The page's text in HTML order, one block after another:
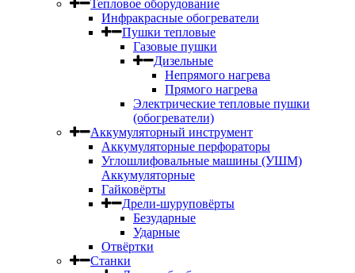
Тепловое оборудование
Инфракрасные обогреватели
Пушки тепловые
Газовые пушки
Дизельные
Непрямого нагрева
Прямого нагрева
Электрические тепловые пушки
(обогреватели)
Аккумуляторный инструмент
Аккумуляторные перфораторы
Углошлифовальные машины (УШМ)
Аккумуляторные
Гайковёрты
Дрели-шуруповёрты
Безударные
Ударные
Отвёртки
Станки